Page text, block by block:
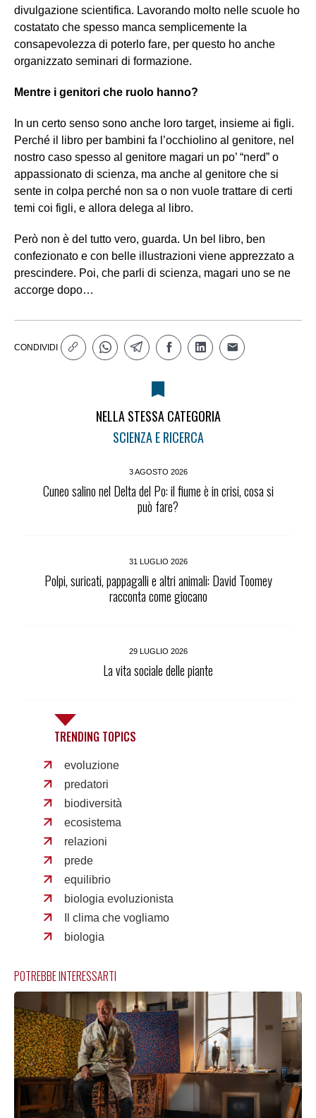
divulgazione scientifica. Lavorando molto nelle scuole ho
costatato che spesso manca semplicemente la
consapevolezza di poterlo fare, per questo ho anche
organizzato seminari di formazione.
Mentre i genitori che ruolo hanno?
In un certo senso sono anche loro target, insieme ai figli.
Perché il libro per bambini fa l’occhiolino al genitore, nel
nostro caso spesso al genitore magari un po’ “nerd” o
appassionato di scienza, ma anche al genitore che si
sente in colpa perché non sa o non vuole trattare di certi
temi coi figli, e allora delega al libro.
Però non è del tutto vero, guarda. Un bel libro, ben
confezionato e con belle illustrazioni viene apprezzato a
prescindere. Poi, che parli di scienza, magari uno se ne
accorge dopo…
CONDIVIDI
NELLA STESSA CATEGORIA
SCIENZA E RICERCA
3 AGOSTO 2026
Cuneo salino nel Delta del Po: il fiume è in crisi, cosa si
può fare?
31 LUGLIO 2026
Polpi, suricati, pappagalli e altri animali: David Toomey
racconta come giocano
29 LUGLIO 2026
La vita sociale delle piante
TRENDING TOPICS
evoluzione
predatori
biodiversità
ecosistema
relazioni
prede
equilibrio
biologia evoluzionista
Il clima che vogliamo
biologia
POTREBBE INTERESSARTI